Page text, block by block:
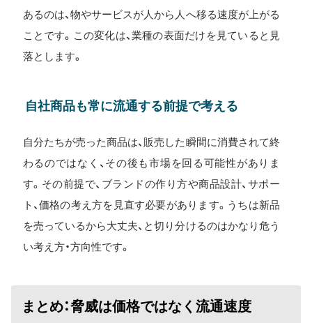
あるのは、物やサービスが人から人へ移る速度が上がる
ことです。この変化は、業種の表面だけを見ていると見
落とします。
自社商品も常に流通する前提で考える
自分たちが売った商品は、販売した瞬間に消費されて終
わるのではなく、その後も市場を回る可能性がありま
す。その前提で、ブランドの作り方や商品設計、サポー
ト、価格の考え方を見直す必要があります。うちは新品
を売っているから大丈夫、と切り分けるのはかなり危う
い考え方・方向性です。
まとめ：脅威は価格ではなく流通速度